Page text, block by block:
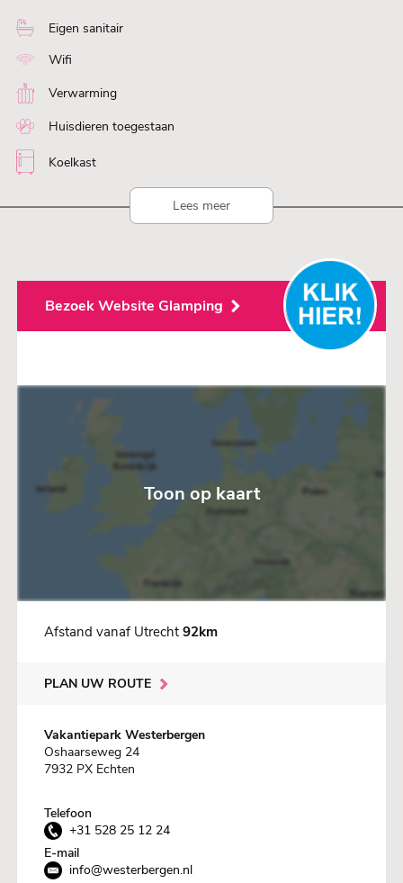
beschikbaar vanaf mei 2026.
Eigen sanitair
Wifi
Verwarming
Huisdieren toegestaan
Koelkast
Lees meer
Bezoek Website Glamping
Toon op kaart
Afstand vanaf Utrecht 92km
PLAN UW ROUTE
Vakantiepark Westerbergen
Oshaarseweg 24
7932 PX Echten
Telefoon
+31 528 25 12 24
E-mail
info@westerbergen.nl